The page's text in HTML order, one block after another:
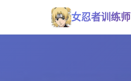
女忍者训练师